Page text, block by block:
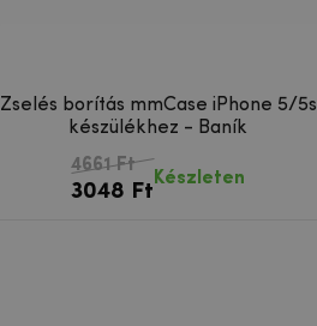
Zselés borítás mmCase iPhone 5/5s
készülékhez - Baník
4661 Ft
3048 Ft
Készleten